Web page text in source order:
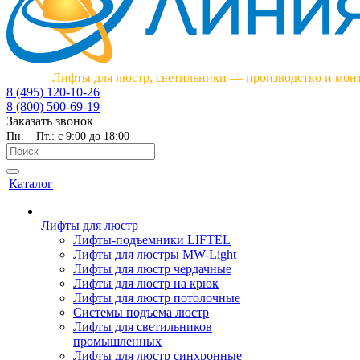
Лифты для люстр, светильники — производство и
8 (495) 120-10-26
8 (800) 500-69-19
Заказать звонок
Пн. – Пт.: с 9:00 до 18:00
Каталог
Лифты для люстр
Лифты-подъемники LIFTEL
Лифты для люстры MW-Light
Лифты для люстр чердачные
Лифты для люстр на крюк
Лифты для люстр потолочные
Системы подъема люстр
Лифты для светильников
промышленных
Лифты для люстр синхронные